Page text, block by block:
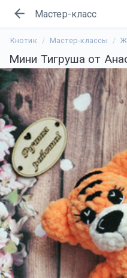
arrow_back Мастер-класс
Кнотик Мастер-классы
Мини Тигруша от